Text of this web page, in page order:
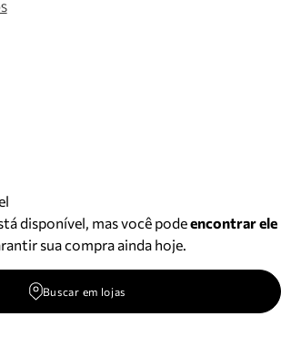
disponível, mas você podeencontrar ele
sua compra ainda hoje.
Buscar em lojas